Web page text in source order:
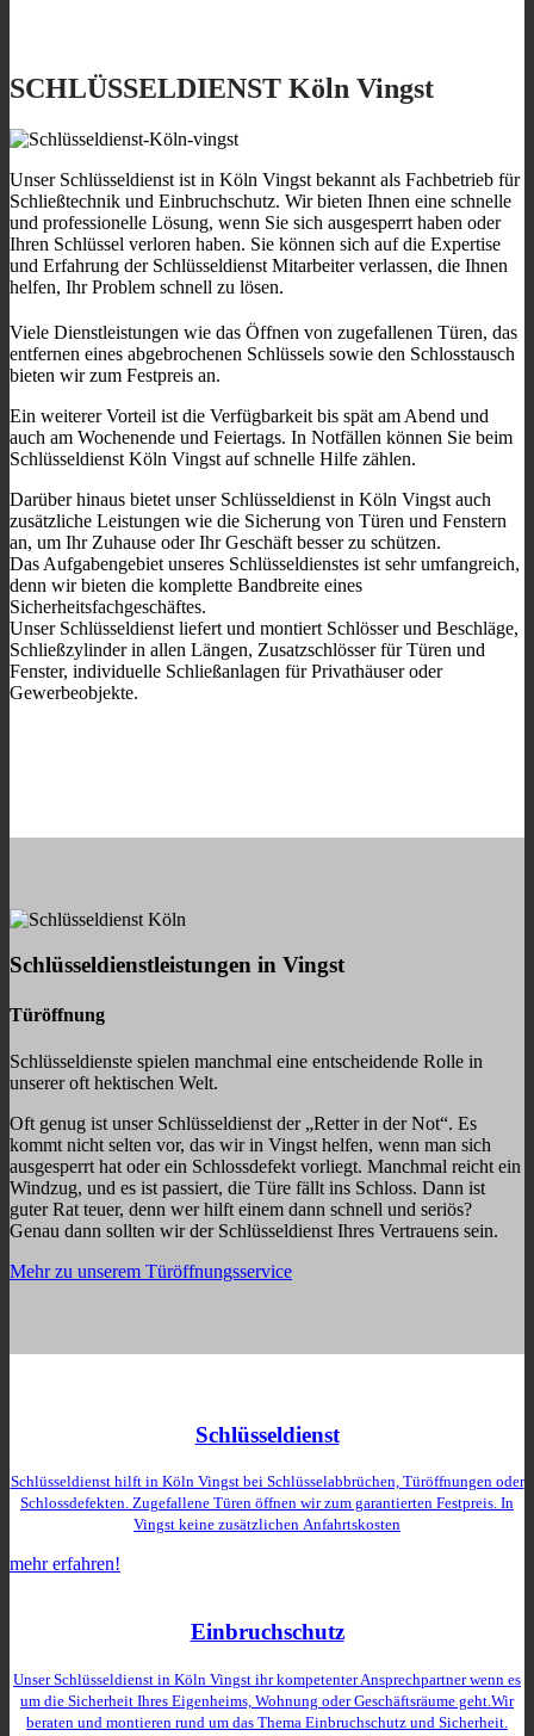
SCHLÜSSELDIENST Köln Vingst
Unser Schlüsseldienst ist in Köln Vingst bekannt als Fachbetrieb für
Schließtechnik und Einbruchschutz. Wir bieten Ihnen eine schnelle
und professionelle Lösung, wenn Sie sich ausgesperrt haben oder
Ihren Schlüssel verloren haben. Sie können sich auf die Expertise
und Erfahrung der Schlüsseldienst Mitarbeiter verlassen, die Ihnen
helfen, Ihr Problem schnell zu lösen.
Viele Dienstleistungen wie das Öffnen von zugefallenen Türen, das
entfernen eines abgebrochenen Schlüssels sowie den Schlosstausch
bieten wir zum Festpreis an.
Ein weiterer Vorteil ist die Verfügbarkeit bis spät am Abend und
auch am Wochenende und Feiertags. In Notfällen können Sie beim
Schlüsseldienst Köln Vingst auf schnelle Hilfe zählen.
Darüber hinaus bietet unser Schlüsseldienst in Köln Vingst auch
zusätzliche Leistungen wie die Sicherung von Türen und Fenstern
an, um Ihr Zuhause oder Ihr Geschäft besser zu schützen.
Das Aufgabengebiet unseres Schlüsseldienstes ist sehr umfangreich,
denn wir bieten die komplette Bandbreite eines
Sicherheitsfachgeschäftes.
Unser Schlüsseldienst liefert und montiert Schlösser und Beschläge,
Schließzylinder in allen Längen, Zusatzschlösser für Türen und
Fenster, individuelle Schließanlagen für Privathäuser oder
Gewerbeobjekte.
Schlüsseldienstleistungen in Vingst
Türöffnung
Schlüsseldienste spielen manchmal eine entscheidende Rolle in
unserer oft hektischen Welt.
Oft genug ist unser Schlüsseldienst der „Retter in der Not“. Es
kommt nicht selten vor, das wir in Vingst helfen, wenn man sich
ausgesperrt hat oder ein Schlossdefekt vorliegt. Manchmal reicht ein
Windzug, und es ist passiert, die Türe fällt ins Schloss. Dann ist
guter Rat teuer, denn wer hilft einem dann schnell und seriös?
Genau dann sollten wir der Schlüsseldienst Ihres Vertrauens sein.
Mehr zu unserem Türöffnungsservice
Schlüsseldienst
Schlüsseldienst hilft in Köln Vingst bei Schlüsselabbrüchen, Türöffnungen oder
Schlossdefekten. Zugefallene Türen öffnen wir zum garantierten Festpreis. In
Vingst keine zusätzlichen Anfahrtskosten
mehr erfahren!
Einbruchschutz
Unser Schlüsseldienst in Köln Vingst ihr kompetenter Ansprechpartner wenn es
um die Sicherheit Ihres Eigenheims, Wohnung oder Geschäftsräume geht.Wir
beraten und montieren rund um das Thema Einbruchschutz und Sicherheit.